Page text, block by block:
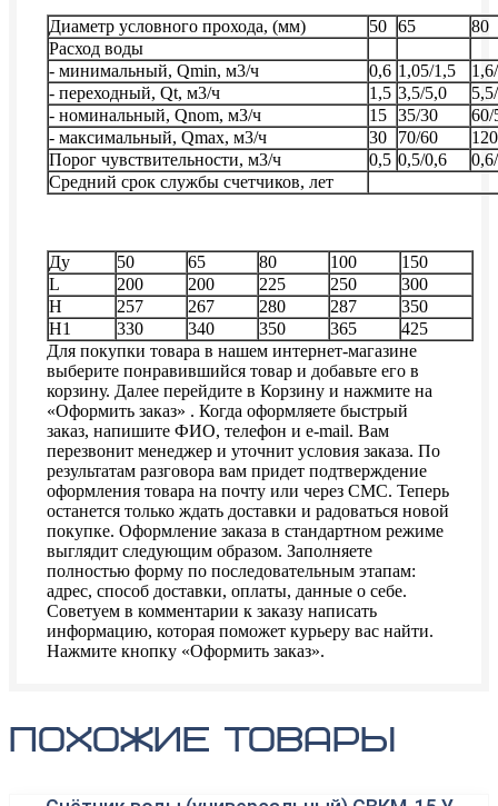
Диаметр условного прохода, (мм) 50 65
80
Расход воды
- минимальный, Qmin, м3/ч
0,6 1,05/1,5
- переходный, Qt, м3/ч
1,5 3,5/5,0
- номинальный, Qnom, м3/ч
15 35/30
60/
- максимальный, Qmax, м3/ч
30 70/60
Порог чувствительности, м3/ч
0,5 0,5/0,6
Средний срок службы счетчиков, лет
Ду 50 65 80 100
150
L
200 200 225 250
300
H
257 267 280 287
350
H1
330 340 350 365
425
Для покупки товара в нашем интернет-магазине
выберите понравившийся товар и добавьте его в
корзину. Далее перейдите в Корзину и нажмите на
«Оформить заказ» . Когда оформляете быстрый
заказ, напишите ФИО, телефон и e-mail. Вам
перезвонит менеджер и уточнит условия заказа. По
результатам разговора вам придет подтверждение
оформления товара на почту или через СМС. Теперь
останется только ждать доставки и радоваться новой
покупке. Оформление заказа в стандартном режиме
выглядит следующим образом. Заполняете
полностью форму по последовательным этапам:
адрес, способ доставки, оплаты, данные о себе.
Советуем в комментарии к заказу написать
информацию, которая поможет курьеру вас найти.
Нажмите кнопку «Оформить заказ».
похожие товары